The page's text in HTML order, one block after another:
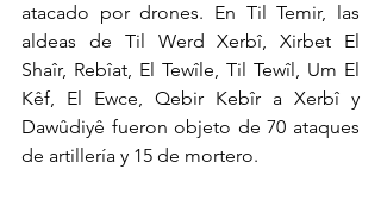
atacado por drones. En Til Temir, las
aldeas de Til Werd Xerbî, Xirbet El
Shaîr, Rebîat, El Tewîle, Til Tewîl, Um El
Kêf, El Ewce, Qebir Kebîr a Xerbî y
Dawûdiyê fueron objeto de 70 ataques
de artillería y 15 de mortero.